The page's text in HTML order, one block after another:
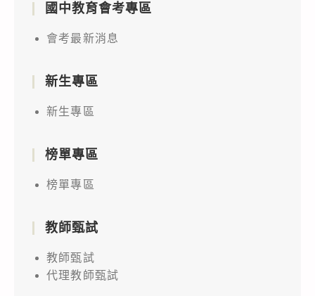
國中教育會考專區
會考最新消息
新生專區
新生專區
榜單專區
榜單專區
教師甄試
教師甄試
代理教師甄試